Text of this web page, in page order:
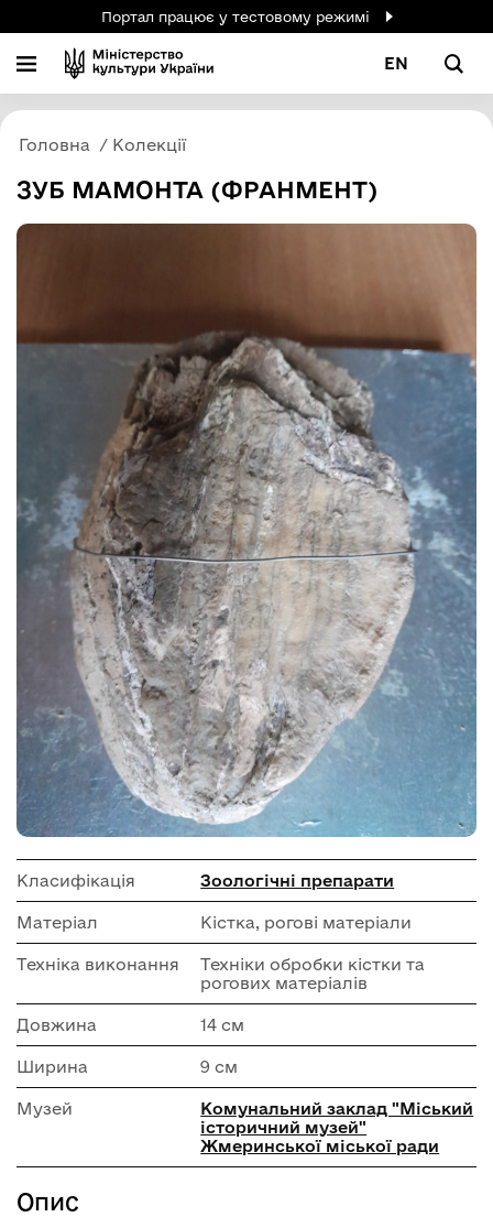
Портал працює у тестовому режимі
EN
Головна Колекції
ЗУБ МАМОНТА (ФРАНМЕНТ)
Класифікація Зоологічні препарати
Матеріал Кістка, рогові матеріали
Техніка виконання
Техніки обробки кістки та
рогових матеріалів
Довжина 14 см
Ширина 9 см
Музей
Комунальний заклад "Mіський
історичний музей"
Жмеринської міської ради
Опис